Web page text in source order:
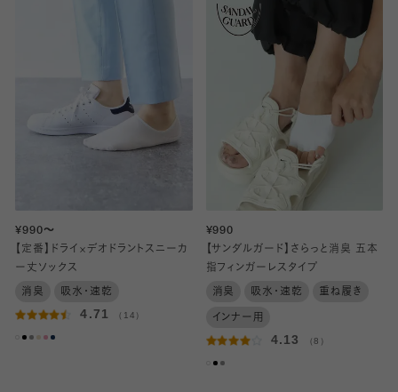
¥990～
【定番】ドライ×デオドラントスニーカ
ー丈ソックス
消臭 吸水・速乾
4.71 （14）
¥990
【サンダルガード】さらっと消臭 五本
指フィンガーレスタイプ
消臭 吸水・速乾 重ね履き
インナー用
4.13 （8）